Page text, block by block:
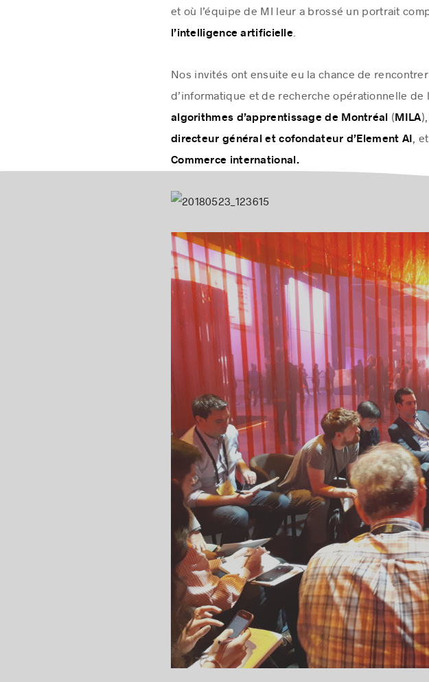
et où l’équipe de MI leur a brossé un portrait
l’intelligence artificielle.
Nos invités ont ensuite eu la chance de
d’informatique et de recherche opérationnelle de l’
algorithmes d’apprentissage de Montréal (MILA
directeur général et cofondateur d’Element AI,
Commerce international.